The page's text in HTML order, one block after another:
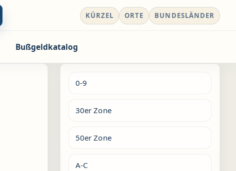
KÜRZEL ORTE BUNDESLÄNDER
Bußgeldkatalog
0-9
30er Zone
50er Zone
A-C